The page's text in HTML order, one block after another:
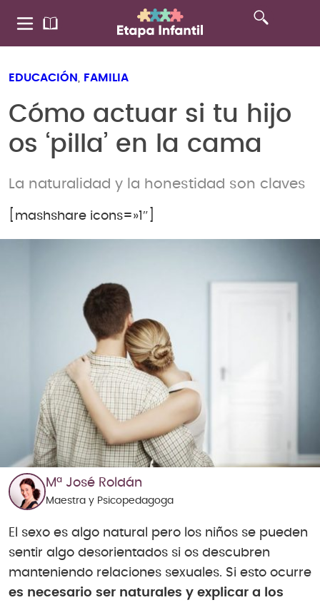
EDUCACIÓN FAMILIA
Cómo actuar si tu hijo
os ‘pilla’ en la cama
La naturalidad y la honestidad son claves
[mashshare icons=»1″]
Mª José Roldán
Maestra y Psicopedagoga
El sexo es algo natural pero los niños se pueden
sentir algo desorientados si os descubren
manteniendo relaciones sexuales. Si esto ocurre
es necesario ser naturales y explicar a los